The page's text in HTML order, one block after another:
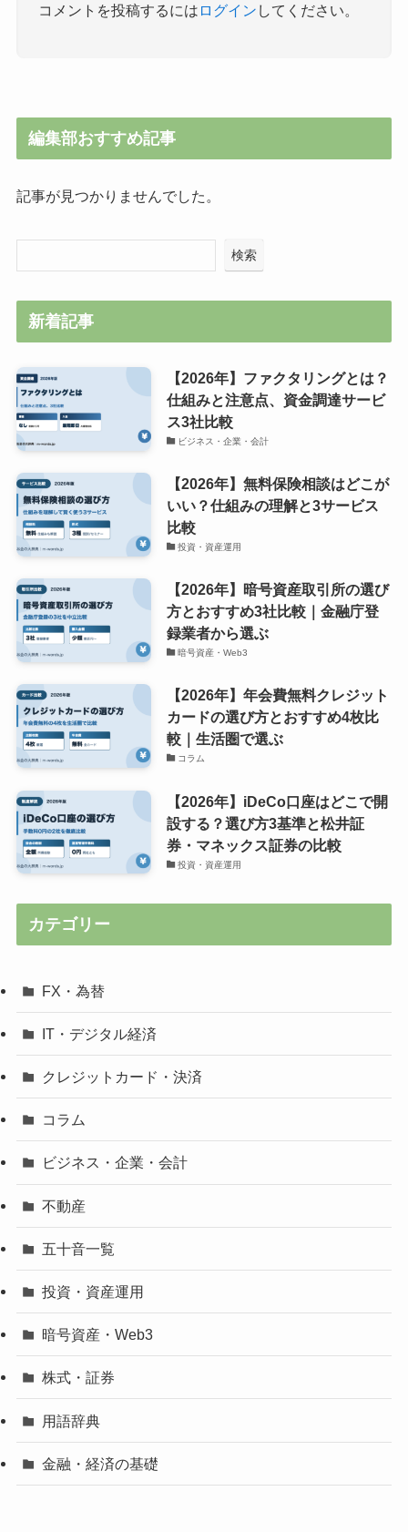
コメントを投稿するには ログイン してください。
編集部おすすめ記事
記事が見つかりませんでした。
検索
新着記事
【2026年】ファクタリングとは？
仕組みと注意点、資金調達サービ
ス3社比較
ビジネス・企業・会計
【2026年】無料保険相談はどこが
いい？仕組みの理解と3サービス
比較
投資・資産運用
【2026年】暗号資産取引所の選び
方とおすすめ3社比較｜金融庁登
録業者から選ぶ
暗号資産・Web3
【2026年】年会費無料クレジット
カードの選び方とおすすめ4枚比
較｜生活圏で選ぶ
コラム
【2026年】iDeCo口座はどこで開
設する？選び方3基準と松井証
券・マネックス証券の比較
投資・資産運用
カテゴリー
FX・為替
IT・デジタル経済
クレジットカード・決済
コラム
ビジネス・企業・会計
不動産
五十音一覧
投資・資産運用
暗号資産・Web3
株式・証券
用語辞典
金融・経済の基礎